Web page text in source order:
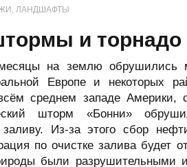
ЛАНДШАФТЫ
и торнадо
на землю обрушились
Европе и некоторых
среднем западе Америки,
шторм «Бонни»
заливу. Из-за этого сбор
по очистке залива будет
были разрушительными